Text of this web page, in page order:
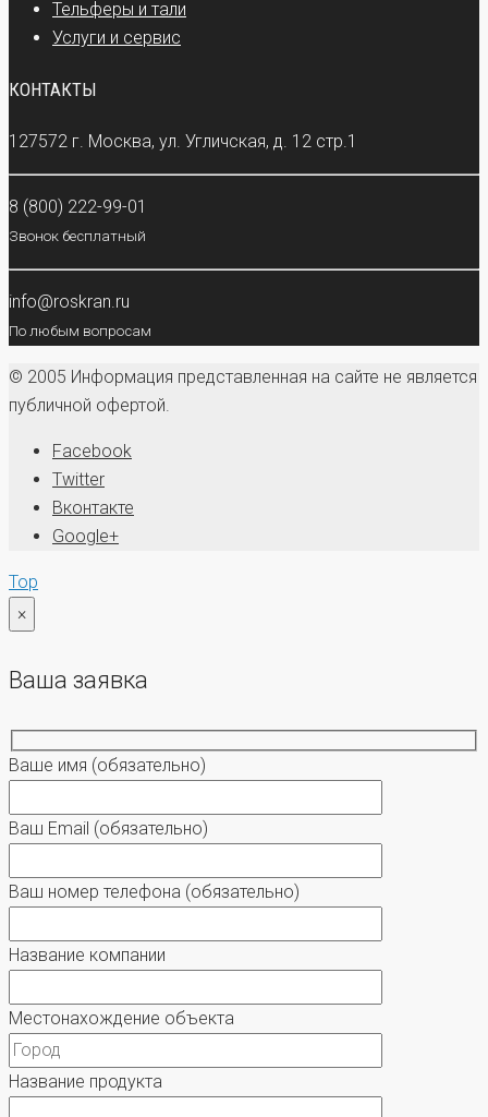
Тельферы и тали
Услуги и сервис
КОНТАКТЫ
127572 г. Москва, ул. Угличская, д. 12 стр.1
8 (800) 222-99-01
Звонок бесплатный
info@roskran.ru
По любым вопросам
© 2005 Информация представленная на сайте не является
публичной офертой.
Facebook
Twitter
Вконтакте
Google+
Top
×
Ваша заявка
Ваше имя (обязательно)
Ваш Email (обязательно)
Ваш номер телефона (обязательно)
Название компании
Местонахождение объекта
Название продукта